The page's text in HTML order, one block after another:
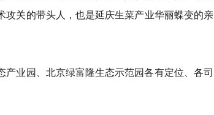
关的带头人，也是延庆生菜产业华丽蝶变的亲
业园、北京绿富隆生态示范园各有定位、各司